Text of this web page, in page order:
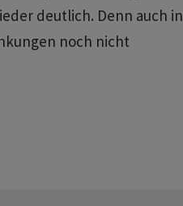
deutlich. Denn auch in
noch nicht